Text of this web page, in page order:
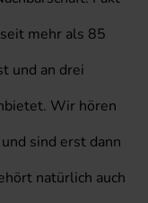
mehr als 85
und an drei
Wir hören
sind erst dann
natürlich auch